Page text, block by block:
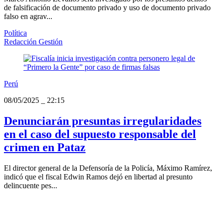
de falsificación de documento privado y uso de documento privado
falso en agrav...
Política
Redacción Gestión
Perú
08/05/2025
22:15
Denunciarán presuntas irregularidades
en el caso del supuesto responsable del
crimen en Pataz
El director general de la Defensoría de la Policía, Máximo Ramírez,
indicó que el fiscal Edwin Ramos dejó en libertad al presunto
delincuente pes...